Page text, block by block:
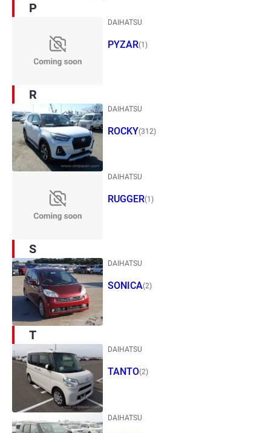
P
DAIHATSU
PYZAR(1)
R
DAIHATSU
ROCKY(312)
DAIHATSU
RUGGER(1)
S
DAIHATSU
SONICA(2)
T
DAIHATSU
TANTO(2)
DAIHATSU